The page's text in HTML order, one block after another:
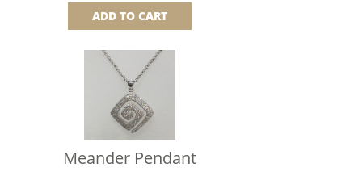
ADD TO CART
Meander Pendant